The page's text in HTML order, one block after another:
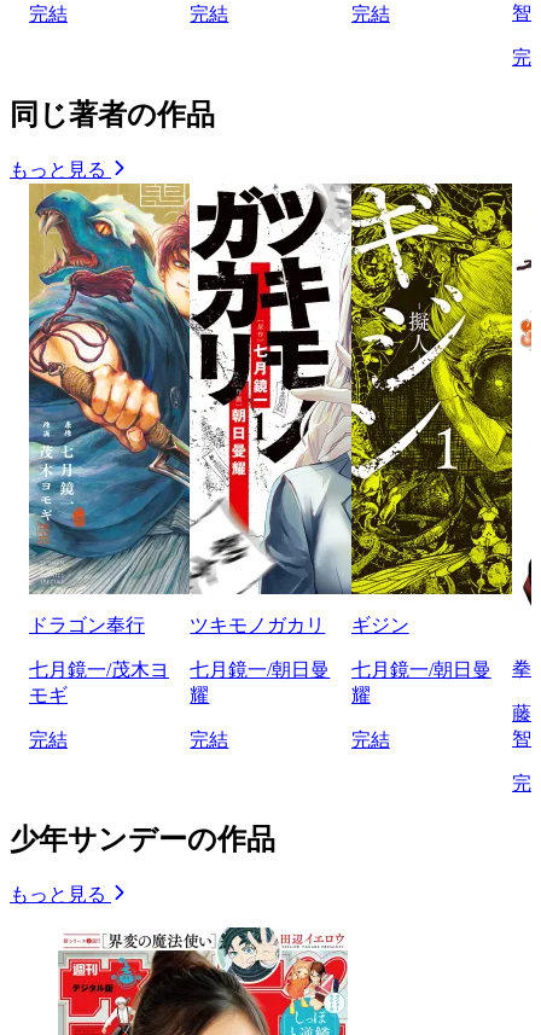
完結 完結 完結
智
完
同じ著者の作品
もっと見る
ドラゴン奉行
七月鏡一/茂木ヨ
モギ
完結
ツキモノガカリ
七月鏡一/朝日曼
耀
完結
ギジン
七月鏡一/朝日曼
耀
完結
拳
藤
智
完
少年サンデーの作品
もっと見る